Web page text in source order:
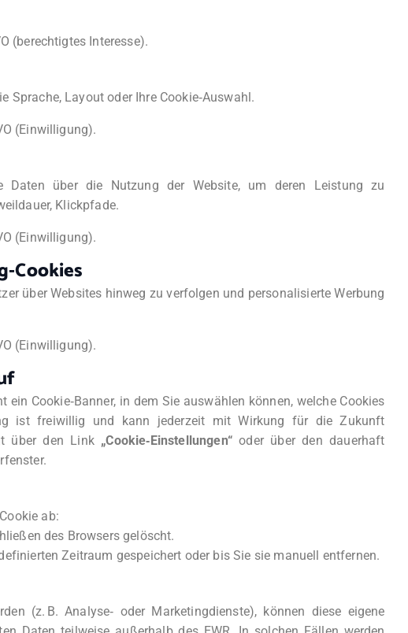
(berechtigtes Interesse).
Sprache, Layout oder Ihre Cookie‑Auswahl.
(Einwilligung).
Daten über die Nutzung der Website, um deren Leistung zu
Klickpfade.
(Einwilligung).
über Websites hinweg zu verfolgen und personalisierte Werbung
(Einwilligung).
ein Cookie‑Banner, in dem Sie auswählen können, welche Cookies
ist freiwillig und kann jederzeit mit Wirkung für die Zukunft
über den Link „Cookie‑Einstellungen“oder über den dauerhaft
ab:
des Browsers gelöscht.
Zeitraum gespeichert oder bis Sie sie manuell entfernen.
(z. B. Analyse‑ oder Marketingdienste), können diese eigene